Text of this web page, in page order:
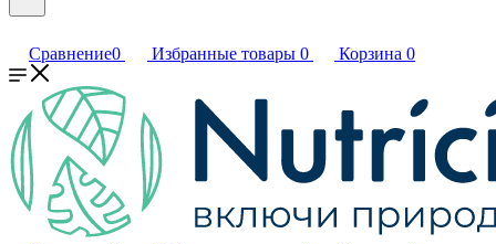
Сравнение0 Избранные товары 0 Корзина 0